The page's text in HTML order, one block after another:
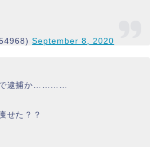
September 8, 2020
で逮捕か…………
せた？？